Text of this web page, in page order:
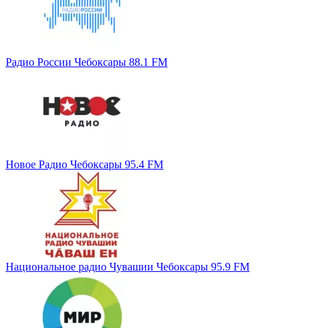
Радио России Чебоксары 88.1 FM
Новое Радио Чебоксары 95.4 FM
Национальное радио Чувашии Чебоксары 95.9 FM